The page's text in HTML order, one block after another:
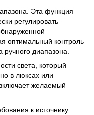
Эта функция
регулировать
оптимальный контроль
диапазона.
света, который
в люксах или
желаемый
к источнику